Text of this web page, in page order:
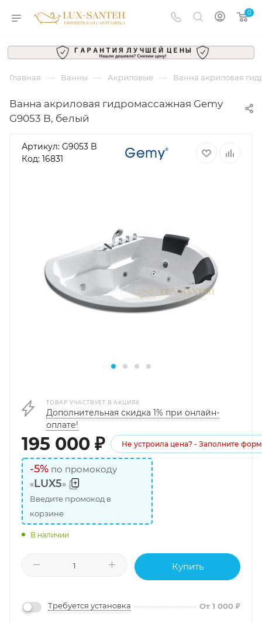
0
Главная — Ванны — Акриловые — Ванна акриловая
Ванна акриловая гидромассажная Gemy
G9053 B, белый
Артикул: G9053 B
Код: 16831
ТОВАР УЧАСТВУЕТ В АКЦИЯХ
Дополнительная скидка 1% при онлайн-
оплате!
195 000 ₽ Не устроила цена? - Заполните
-5% по промокоду
«LUX5»
Введите промокод в
корзине
В наличии
Купить
Требуется установка От 1 000 ₽